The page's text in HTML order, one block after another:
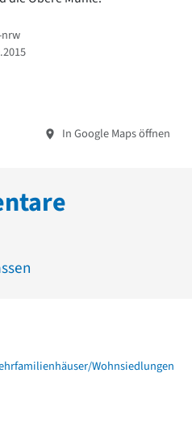
In Google Maps öffnen
Wohnsiedlungen